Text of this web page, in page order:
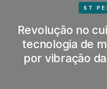
ST
Revolução no
tecnologia de
por vibração